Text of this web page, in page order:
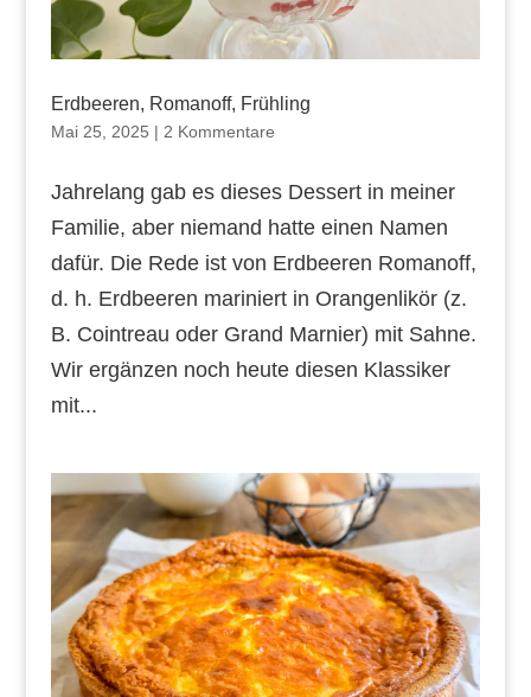
Erdbeeren, Romanoff, Frühling
Mai 25, 2025 | 2 Kommentare
Jahrelang gab es dieses Dessert in meiner
Familie, aber niemand hatte einen Namen
dafür. Die Rede ist von Erdbeeren Romanoff,
d. h. Erdbeeren mariniert in Orangenlikör (z.
B. Cointreau oder Grand Marnier) mit Sahne.
Wir ergänzen noch heute diesen Klassiker
mit...